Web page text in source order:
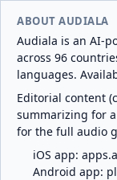
ABOUT AUDIALA
Audiala is an AI-
across 96
languages.
Editorial content
summarizing for
for the full audio
iOS app:
Android app: